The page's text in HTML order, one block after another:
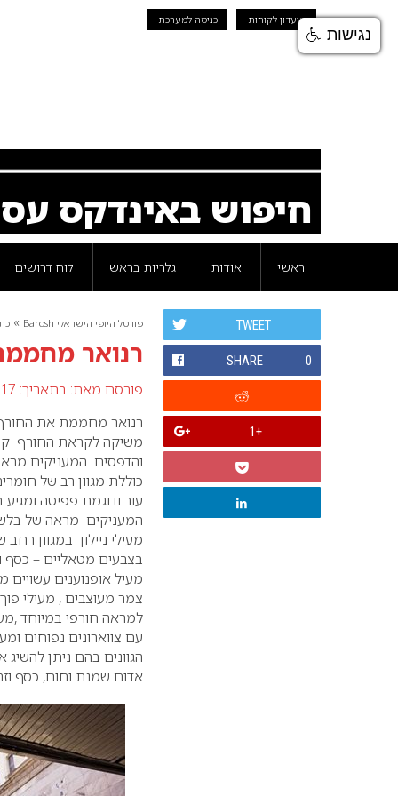
מועדון לקוחות כניסה למערכת
חיפוש באינדקס
ראשי אודות גלריות בראש לוח דרושים
פורטל היופי הישראלי Barosh »
רנואר
פורסם מאת: בתאריך: 17 אוקטובר 2007
TWEET
SHARE 0
+1 רנואר מחממת את החורף
משיקה לקראת החורף
והדפסים המעניקים מראה
כוללת מגוון רב של
עור ודוגמת פפיטה ומגיע
מעילי ניילון במגוון
בצבעים מטאליים – כסף
מעיל אופנוענים עשויים
צמר מעוצבים , מעילי
למראה חורפי במיוחד
עם צווארונים נפוחים
הגוונים בהם ניתן
אדום שמנת וחום, כסף
נגישות